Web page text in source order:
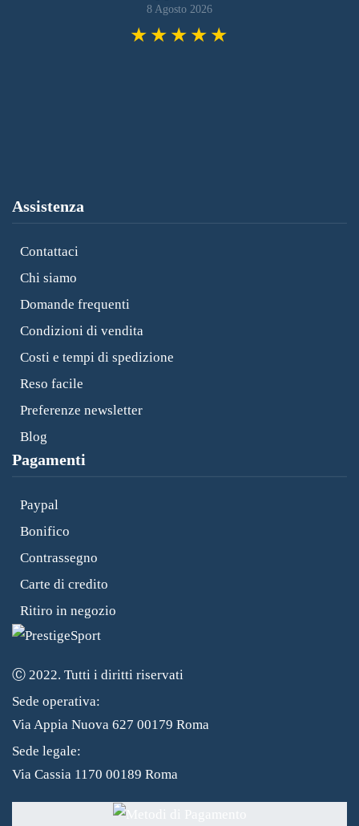
8 Agosto 2026
Assistenza
Contattaci
Chi siamo
Domande frequenti
Condizioni di vendita
Costi e tempi di spedizione
Reso facile
Preferenze newsletter
Blog
Pagamenti
Paypal
Bonifico
Contrassegno
Carte di credito
Ritiro in negozio
Ⓒ 2022. Tutti i diritti riservati
Sede operativa:
Via Appia Nuova 627 00179 Roma
Sede legale:
Via Cassia 1170 00189 Roma